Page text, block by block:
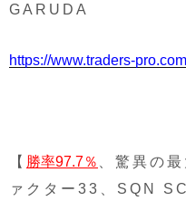
GARUDA
https://www.traders-
【 勝率97.7％
、驚異の
ァクター33、SQN